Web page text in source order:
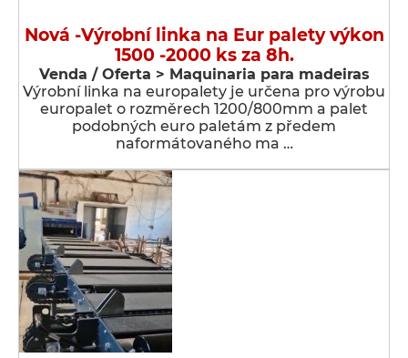
Nová -Výrobní linka na Eur palety výkon
1500 -2000 ks za 8h.
Venda / Oferta > Maquinaria para madeiras
Výrobní linka na europalety je určena pro výrobu
europalet o rozměrech 1200/800mm a palet
podobných euro paletám z předem
naformátovaného ma …